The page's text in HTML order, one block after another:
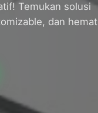
Temukan solusi
dan hemat